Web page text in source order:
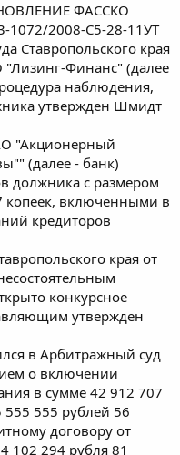
ФАССКО
1072/2008-С5-28-11УТ
Ставропольского края
Финанс" (далее
наблюдения,
утвержден Шмидт
"Акционерный
(далее - банк)
должника с размером
копеек, включенными в
кредиторов
края от
конкурсное
утвержден
в Арбитражный суд
о включении
в сумме 42 912 707
555 555 рублей 56
договору от
102 294 рубля 81